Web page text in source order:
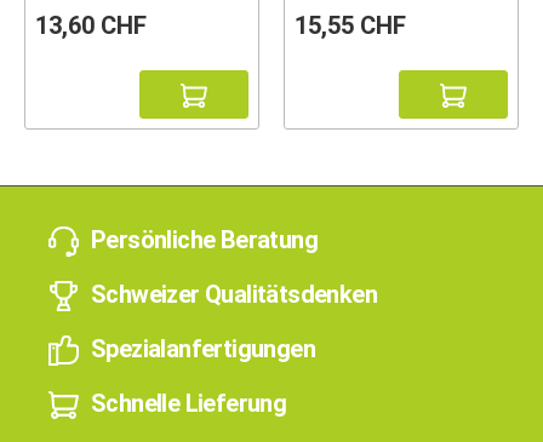
13,60 CHF 15,55 CHF
Persönliche Beratung
Schweizer Qualitätsdenken
Spezialanfertigungen
Schnelle Lieferung